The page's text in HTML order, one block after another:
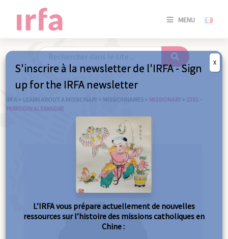
MENU
SE
IRFA > LEARN ABOUT A MISSIONARY > MISSIONNARIES > MISSIONARY > 2361 –
PERRODIN ALEXANDRE
S'inscrire à la newsletter de l'IRFA - Sign
up for the IRFA newsletter
L’IRFA vous prépare actuellement de nouvelles
ressources sur l’histoire des missions catholiques en
Chine :
X